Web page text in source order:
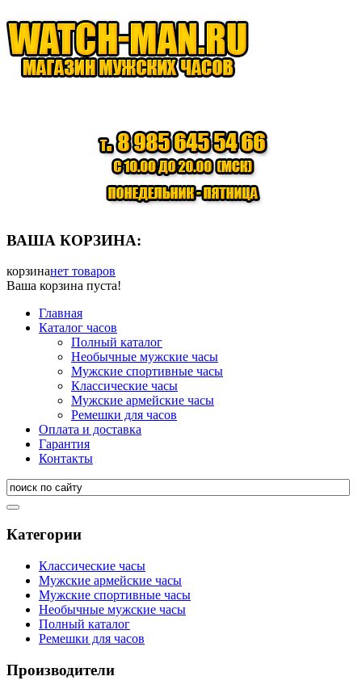
ВАША КОРЗИНА:
корзинанет товаров
Ваша корзина пуста!
Главная
Каталог часов
Полный каталог
Необычные мужские часы
Мужские спортивные часы
Классические часы
Мужские армейские часы
Ремешки для часов
Оплата и доставка
Гарантия
Контакты
Категории
Классические часы
Мужские армейские часы
Мужские спортивные часы
Необычные мужские часы
Полный каталог
Ремешки для часов
Производители